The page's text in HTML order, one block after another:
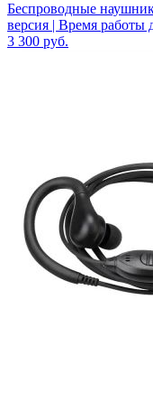
Беспроводные
версия | Время
3 300 руб.